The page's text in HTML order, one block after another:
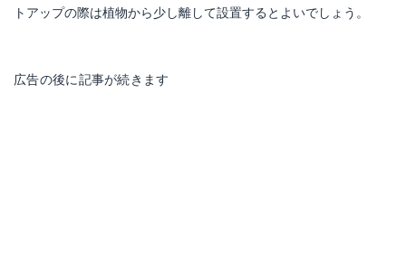
トアップの際は植物から少し離して設置するとよいでしょう。
広告の後に記事が続きます